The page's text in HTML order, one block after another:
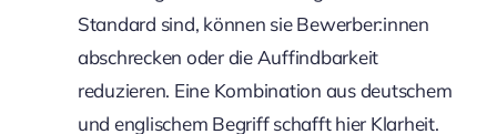
Standard sind, können sie Bewerber:innen
abschrecken oder die Auffindbarkeit
reduzieren. Eine Kombination aus deutschem
und englischem Begriff schafft hier Klarheit.